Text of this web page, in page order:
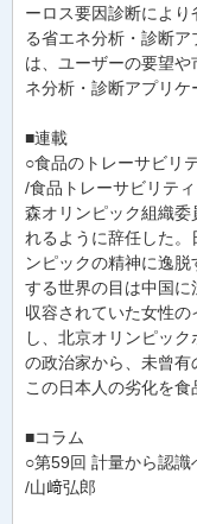
ーロス要因診断によ
る省エネ分析・診断
は、ユーザーの要望
ネ分析・診断アプリケ
■連載
○食品のトレーサビリ
/食品トレーサビリテ
森オリンピック組織
れるように辞任した。
ンピックの精神に逸
する世界の目は中国に
収容されていた女性
し、北京オリンピッ
の政治家から、未曾有
この日本人の劣化を食
■コラム
○第59回 計量から認識
/山﨑弘郎